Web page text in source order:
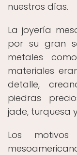
nuestros días.
La joyería
por su gran
metales
materiales
detalle,
piedras
jade, turquesa
Los